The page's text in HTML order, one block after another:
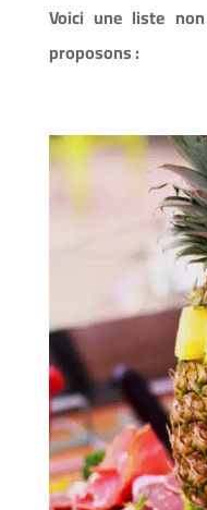
Voici une liste
proposons :